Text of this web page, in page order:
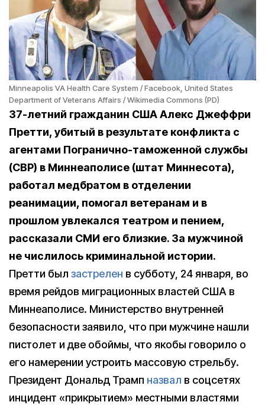
Minneapolis VA Health Care System / Facebook, United States
Department of Veterans Affairs / Wikimedia Commons (PD)
37-летний гражданин США Алекс Джеффри
Претти, убитый в результате конфликта с
агентами Погранично-таможенной службы
(CBP) в Миннеаполисе (штат Миннесота),
работал медбратом в отделении
реанимации, помогал ветеранам и в
прошлом увлекался театром и пением,
рассказали СМИ его близкие. За мужчиной
не числилось криминальной истории.
Претти был застрелен в субботу, 24 января, во
время рейдов миграционных властей США в
Миннеаполисе. Министерство внутренней
безопасности заявило, что при мужчине нашли
пистолет и две обоймы, что якобы говорило о
его намерении устроить массовую стрельбу.
Президент Дональд Трамп назвал в соцсетях
инцидент «прикрытием» местными властями